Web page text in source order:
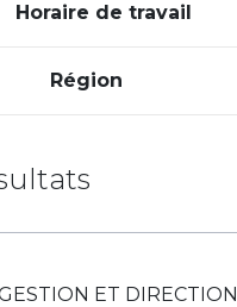
Horaire de travail
Région
ET DIRECTION